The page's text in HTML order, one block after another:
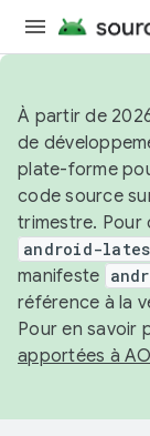
À partir de
de
plate-forme
code source
trimestre. Pour
android-
manifeste
référence à la
Pour en savoir
apportées à